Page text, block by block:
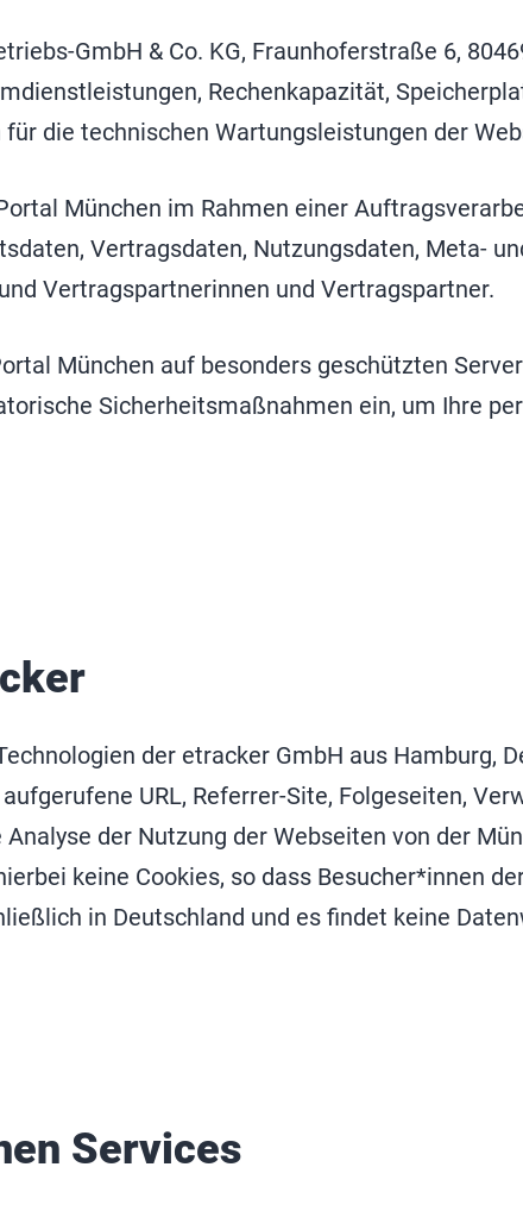
GmbH & Co. KG, Fraunhoferstraße 6,
Rechenkapazität,
die technischen Wartungsleistungen der
München im Rahmen einer
Vertragsdaten, Nutzungsdaten, Meta-
Vertragspartnerinnen und Vertragspartner.
München auf besonders geschützten
Sicherheitsmaßnahmen ein, um Ihre
der etracker GmbH aus Hamburg,
URL, Referrer-Site, Folgeseiten,
der Nutzung der Webseiten von der
keine Cookies, so dass Besucher*innen
in Deutschland und es findet keine
Services